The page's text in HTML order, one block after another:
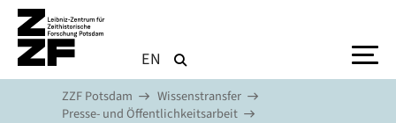
Direkt zum Inhalt
EN
ZZF Potsdam
Wissenstransfer
Presse- und Öffentlichkeitsarbeit